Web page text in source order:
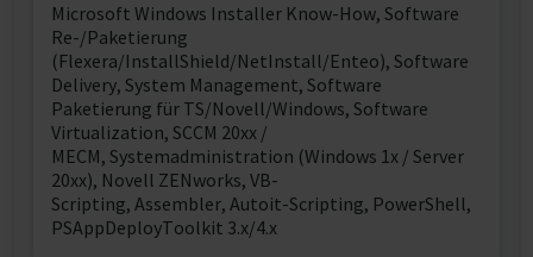
Microsoft Windows Installer Know-How, Software
Re-/Paketierung
(Flexera/InstallShield/NetInstall/Enteo), Software
Delivery, System Management, Software
Paketierung für TS/Novell/Windows, Software
Virtualization, SCCM 20xx /
MECM, Systemadministration (Windows 1x / Server
20xx), Novell ZENworks, VB-
Scripting, Assembler, Autoit-Scripting, PowerShell,
PSAppDeployToolkit 3.x/4.x